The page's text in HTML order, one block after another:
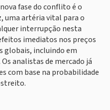
fase do conflito é o
uma artéria vital para o
interrupção nesta
imediatos nos preços
globais, incluindo em
analistas de mercado já
com base na probabilidade